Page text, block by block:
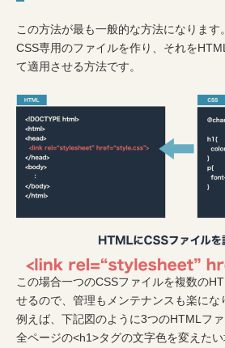
この方法が最も一般的な方法になります。
CSS専用のファイルを作り、それを
て適用させる方法です。
この場合一つのCSSファイルを複数の
せるので、管理もメンテナンスも楽にな
例えば、下記図のように3つのHTMLファ
全ページの<h1>タグの文字色を変えた